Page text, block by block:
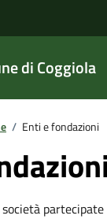
di Coggiola
/ Enti e fondazioni